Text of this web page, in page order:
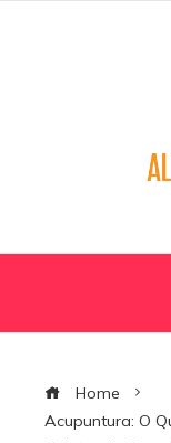
Home
Acupuntura: O